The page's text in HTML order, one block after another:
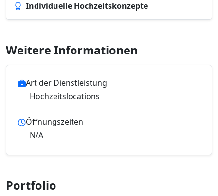
Individuelle Hochzeitskonzepte
Weitere Informationen
Art der Dienstleistung
Hochzeitslocations
Öffnungszeiten
N/A
Portfolio